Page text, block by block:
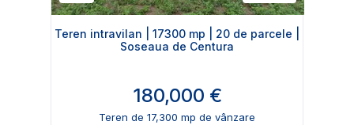
Teren intravilan | 17300 mp | 20 de parcele |
Soseaua de Centura
180,000 €
Teren de 17,300 mp de vânzare